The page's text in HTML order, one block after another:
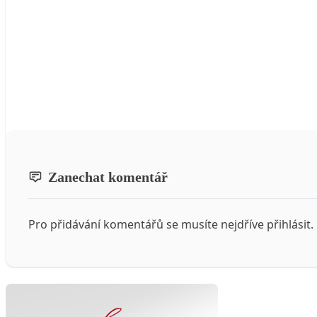
Zanechat komentář
Pro přidávání komentářů se musíte nejdříve přihlásit.